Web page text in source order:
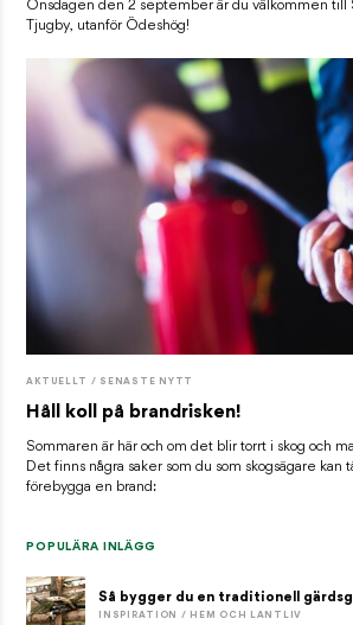
Onsdagen den 2 september är du välkommen till
Tjugby, utanför Ödeshög!
AKTUELLT / SENASTE NYTT
Håll koll på brandrisken!
Sommaren är här och om det blir torrt i skog och
Det finns några saker som du som skogsägare kan
förebygga en brand:
POPULÄRA INLÄGG
Så bygger du en traditionell
INSPIRATION / HEM OCH LANTLIV